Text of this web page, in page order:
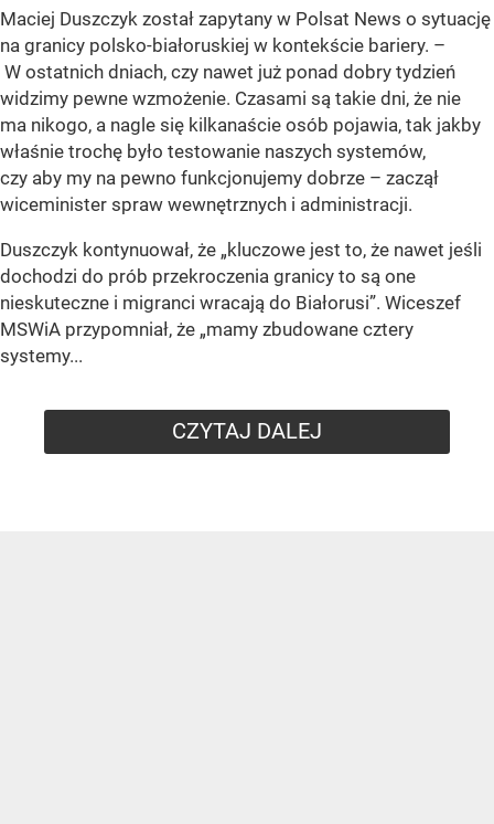
Maciej Duszczyk został zapytany w Polsat News o sytuację
na granicy polsko-białoruskiej w kontekście bariery. –
W ostatnich dniach, czy nawet już ponad dobry tydzień
widzimy pewne wzmożenie. Czasami są takie dni, że nie
ma nikogo, a nagle się kilkanaście osób pojawia, tak jakby
właśnie trochę było testowanie naszych systemów,
czy aby my na pewno funkcjonujemy dobrze – zaczął
wiceminister spraw wewnętrznych i administracji.
Duszczyk kontynuował, że „kluczowe jest to, że nawet jeśli
dochodzi do prób przekroczenia granicy to są one
nieskuteczne i migranci wracają do Białorusi”. Wiceszef
MSWiA przypomniał, że „mamy zbudowane cztery
systemy...
CZYTAJ DALEJ